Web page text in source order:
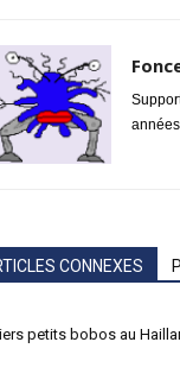
CONNEXES
petits bobos au